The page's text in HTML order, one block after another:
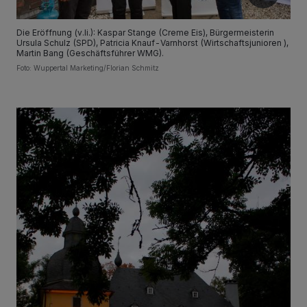
Die Eröffnung (v.li.): Kaspar Stange (Creme Eis), Bürgermeisterin
Ursula Schulz (SPD), Patricia Knauf-Varnhorst (Wirtschaftsjunioren ),
Martin Bang (Geschäftsführer WMG).
Foto: Wuppertal Marketing/Florian Schmitz